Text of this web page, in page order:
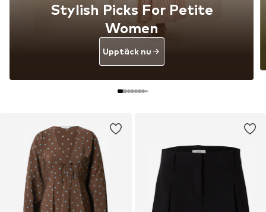
Stylish Picks For Petite
Women
Upptäck nu